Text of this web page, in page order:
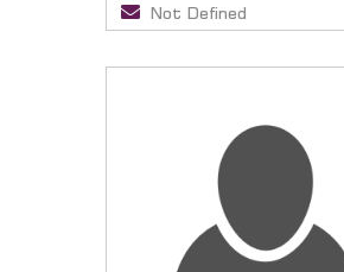
Not Defined